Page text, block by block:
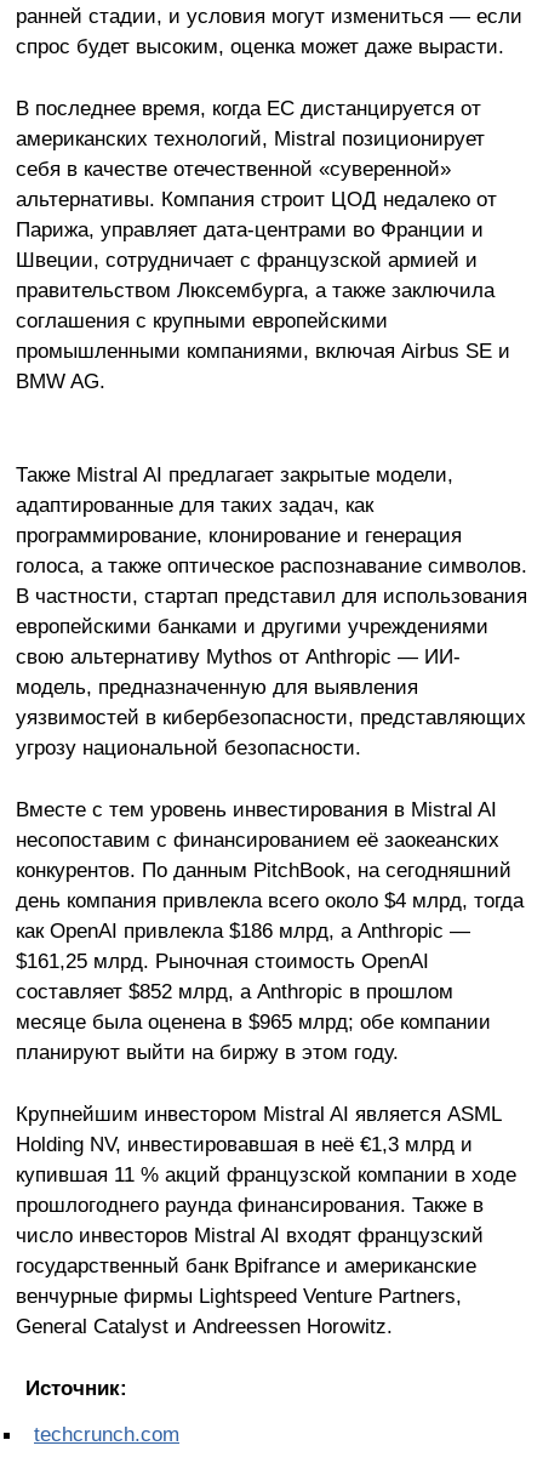
ранней стадии, и условия могут измениться — если
спрос будет высоким, оценка может даже вырасти.
В последнее время, когда ЕС дистанцируется от
американских технологий, Mistral позиционирует
себя в качестве отечественной «суверенной»
альтернативы. Компания строит ЦОД недалеко от
Парижа, управляет дата-центрами во Франции и
Швеции, сотрудничает с французской армией и
правительством Люксембурга, а также заключила
соглашения с крупными европейскими
промышленными компаниями, включая Airbus SE и
BMW AG.
Также Mistral AI предлагает закрытые модели,
адаптированные для таких задач, как
программирование, клонирование и генерация
голоса, а также оптическое распознавание символов.
В частности, стартап представил для использования
европейскими банками и другими учреждениями
свою альтернативу Mythos от Anthropic — ИИ-
модель, предназначенную для выявления
уязвимостей в кибербезопасности, представляющих
угрозу национальной безопасности.
Вместе с тем уровень инвестирования в Mistral AI
несопоставим с финансированием её заокеанских
конкурентов. По данным PitchBook, на сегодняшний
день компания привлекла всего около $4 млрд, тогда
как OpenAI привлекла $186 млрд, а Anthropic —
$161,25 млрд. Рыночная стоимость OpenAI
составляет $852 млрд, а Anthropic в прошлом
месяце была оценена в $965 млрд; обе компании
планируют выйти на биржу в этом году.
Крупнейшим инвестором Mistral AI является ASML
Holding NV, инвестировавшая в неё €1,3 млрд и
купившая 11 % акций французской компании в ходе
прошлогоднего раунда финансирования. Также в
число инвесторов Mistral AI входят французский
государственный банк Bpifrance и американские
венчурные фирмы Lightspeed Venture Partners,
General Catalyst и Andreessen Horowitz.
Источник:
techcrunch.com